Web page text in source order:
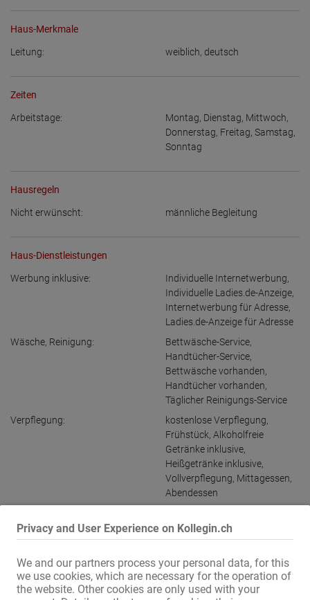
Privacy and User Experience on Kollegin.ch
We and our partners process your personal data, for this
we use cookies, which are necessary for the operation of
the website. Other cookies are only used with your
Haus-Merkmale
Leitung: weiblich, deutsch
Zeiten
Arbeitstage: Montag, Dienstag, Mittwoch,
Donnerstag, Freitag, Samstag,
Sonntag
Hausregeln
Nicht erwünscht: männliche Begleitung
Haus-Dienstleistungen
Werbung inklusive: Individuelle Internetwerbung,
Individuelle Ladies.de-Anzeige,
Internetwerbung für Adresse,
Ladies.de-Anzeige für Adresse
Wäsche, Reinigung:
Bettwäsche-Service,
Handtücher-Service,
Bettwäsche vorhanden,
Handtücher vorhanden,
Täglicher Reinigungs-Service
Verpflegung:
kostenlose Verpflegung,
Frühstück, Alkoholfreie
Getränke inklusive,
Heißgetränke inklusive,
Vollverpflegung, Mittagessen,
Abendessen
Arbeitsmaterial inklusive:
Kondome,Gleitgel
Feucht-Tücher ,Zewa
Wohnmöglichkeit:
vorhanden ,kostenlos